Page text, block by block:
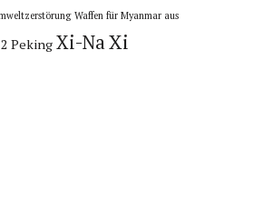
Waffen für Myanmar aus
Peking Xi-NaXi